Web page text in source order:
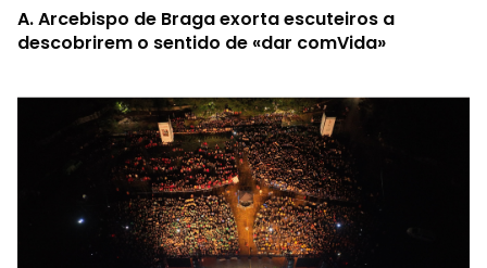
A.Arcebispo de Braga exorta escuteiros a
descobrirem o sentido de «dar comVida»